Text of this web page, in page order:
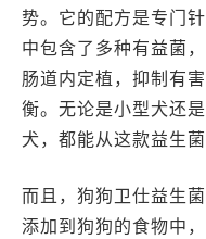
势。它的配方是专门
中包含了多种有益菌
肠道内定植，抑制有
衡。无论是小型犬还
犬，都能从这款益生菌
而且，狗狗卫仕益生
添加到狗狗的食物中